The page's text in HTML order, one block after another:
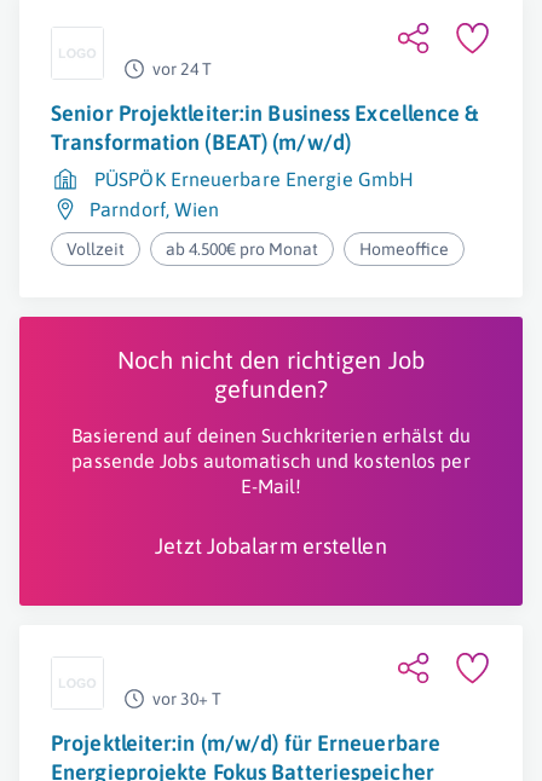
vor 24 T
Senior Projektleiter:in Business Excellence &
Transformation (BEAT) (m/w/d)
PÜSPÖK Erneuerbare Energie GmbH
Parndorf,Wien
Vollzeit ab 4.500€ pro Monat Homeoffice
Noch nicht den richtigen Job
gefunden?
Basierend auf deinen Suchkriterien erhälst du
passende Jobs automatisch und kostenlos per
E-Mail!
Jetzt Jobalarm erstellen
vor 30+ T
Projektleiter:in (m/w/d) für Erneuerbare
Energieprojekte Fokus Batteriespeicher